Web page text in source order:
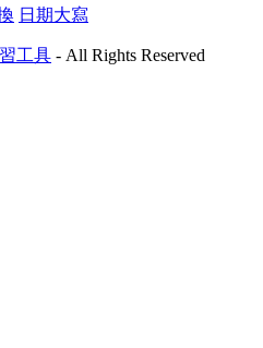
日期大寫
工具 - All Rights Reserved